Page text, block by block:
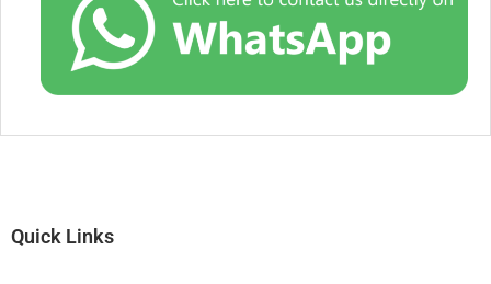
Quick Links